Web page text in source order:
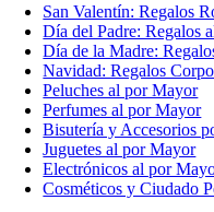
San Valentín: Regalos
Día del Padre: Regalos
Día de la Madre:
Navidad: Regalos
Peluches al por Mayor
Perfumes al por Mayor
Bisutería y Accesorios
Juguetes al por Mayor
Electrónicos al por
Cosméticos y Ciudado